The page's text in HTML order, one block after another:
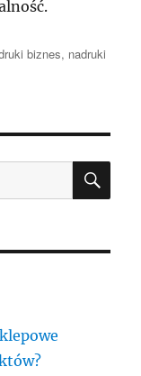
biznes, nadruki